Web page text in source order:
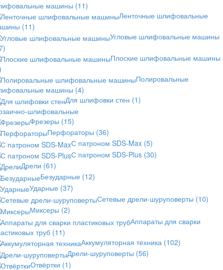
машины (11)
Ленточные шлифовальные
(11)
Угловые шлифовальные машины
Плоские шлифовальные машины
Полировальные
машины (4)
Для шлифовки стен (1)
шлифовальные
Фрезеры (15)
Перфораторы (36)
С патроном SDS-Max (5)
С патроном SDS-Plus (30)
Дрели (61)
Безударные (12)
Ударные (37)
Сетевые дрели-шуруповерты (10)
Миксеры (2)
Аппараты для сварки
труб (11)
Аккумуляторная техника (102)
Дрели-шуруповерты (56)
Отвёртки (1)